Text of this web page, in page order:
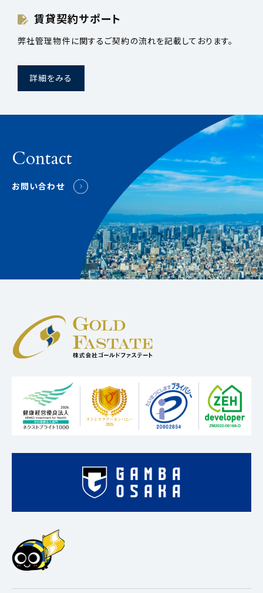
賃貸契約サポート
弊社管理物件に関するご契約の流れを記載しております。
詳細をみる
Contact
お問い合わせ